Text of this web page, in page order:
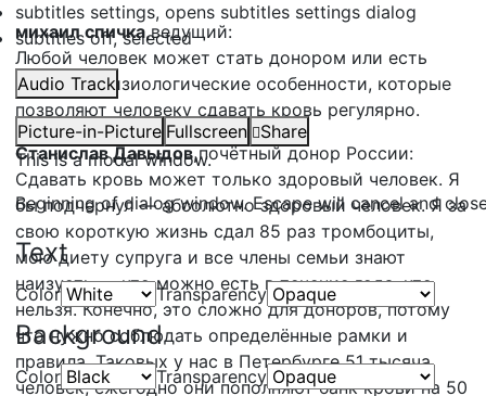
subtitles settings, opens subtitles settings dialog
subtitles off, selected
Audio Track
Picture-in-Picture Fullscreen
Share
This is a modal window.
Beginning of dialog window. Escape will cancel and
Text
Color Transparency
Background
Color Transparency
михаил спичка,ведущий:
Любой человек может стать донором или есть
какие-то физиологические особенности, которые
позволяют человеку сдавать кровь регулярно.
Станислав Давыдов,почётный донор России:
Сдавать кровь может только здоровый человек. Я
бы подчернул — абсолютно здоровый человек. Я за
свою короткую жизнь сдал 85 раз тромбоциты,
мою диету супруга и все члены семьи знают
наизусть — что можно есть в течение года, что
нельзя. Конечно, это сложно для доноров, потому
что нужно соблюдать определённые рамки и
правила. Таковых у нас в Петербурге 51 тысяча
человек, ежегодно они пополняют банк крови на 50